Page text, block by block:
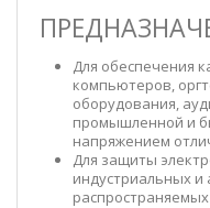
Для обеспечения
компьютеров,
оборудования,
промышленной и
напряжением
Для защиты
индустриальных